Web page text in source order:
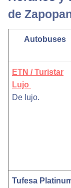
de
Autobuses
ETN / Turistar
Lujo
De lujo.
Tufesa